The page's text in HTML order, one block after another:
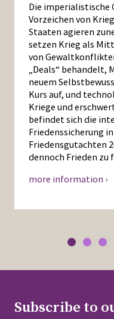
Die
Vorzeichen von
Staaten agieren
setzen Krieg als
von
„Deals“
neuem
Kurs auf, und
Kriege und
befindet sich die
Friedenssicherung
Friedensgutachten
dennoch Frieden zu
more information ›
Subscribe to